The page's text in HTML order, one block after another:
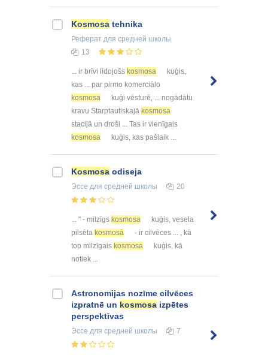
Kosmosa tehnika
Реферат для средней школы
13
... ir brīvi lidojošs kosmosa
kuģis,
kas ... par pirmo komerciālo
kosmosa
kuģi vēsturē, ... nogādātu
kravu Starptautiskajā kosmosa
stacijā un droši ... Tas ir vienīgais
kosmosa
kuģis, kas pašlaik ...
Kosmosa odiseja
Эссе для средней школы 20
... " - milzīgs kosmosa
kuģis, vesela
pilsēta kosmosā
- ir cilvēces ... , kā
top milzīgais kosmosa
kuģis, kā
notiek ...
Astronomijas nozīme cilvēces
izpratnē un kosmosa izpētes
perspektīvas
Эссе для средней школы 7